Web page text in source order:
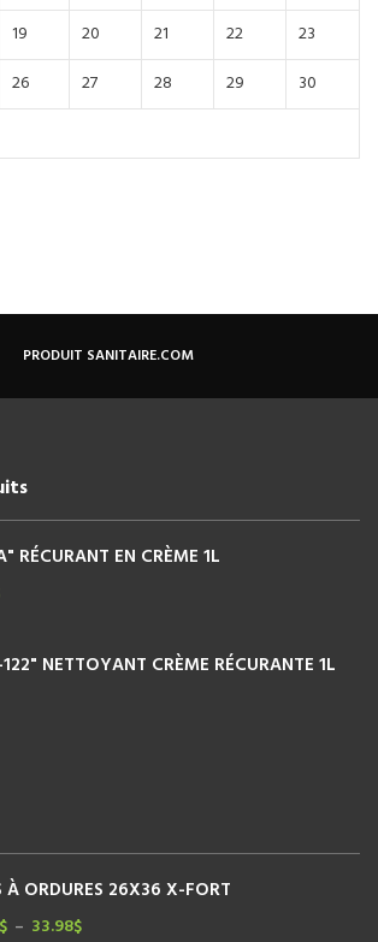
19 20 21 22
23
26 27 28 29
30
PRODUIT SANITAIRE.COM
RÉCURANT EN CRÈME 1L
NETTOYANT CRÈME RÉCURANTE 1L
À ORDURES 26X36 X-FORT
$ – 33.98$Plage